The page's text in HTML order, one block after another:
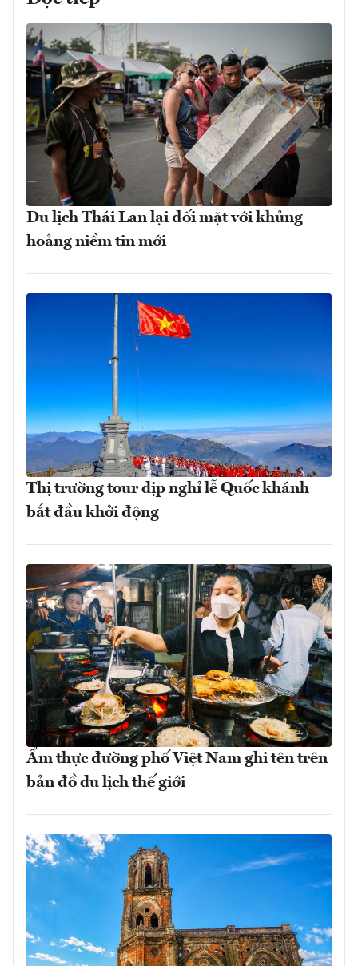
Du lịch Thái Lan lại đối mặt với khủng
hoảng niềm tin mới
Thị trường tour dịp nghỉ lễ Quốc khánh
bắt đầu khởi động
Ẩm thực đường phố Việt Nam ghi tên trên
bản đồ du lịch thế giới